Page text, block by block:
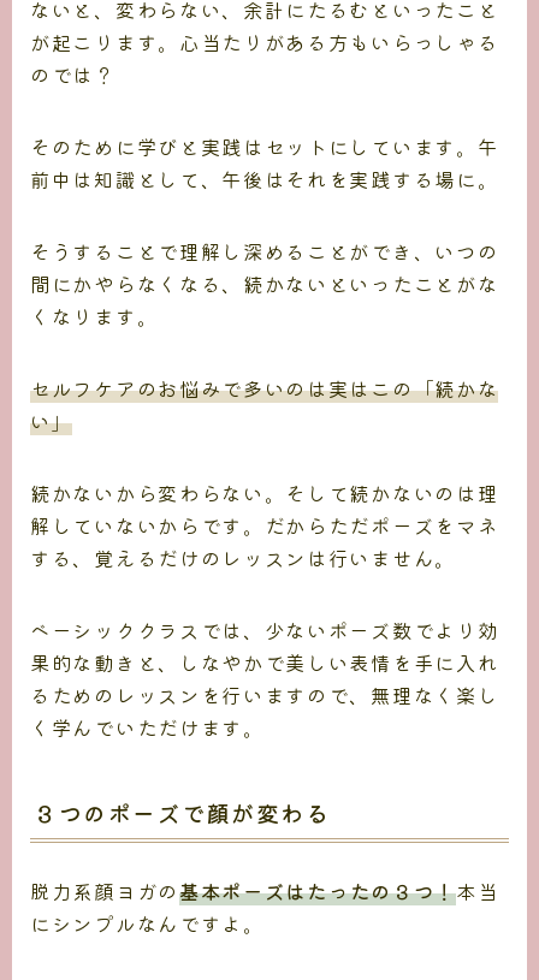
ないと、変わらない、余計にたるむといったこと
が起こります。心当たりがある方もいらっしゃる
のでは？
そのために学びと実践はセットにしています。午
前中は知識として、午後はそれを実践する場に。
そうすることで理解し深めることができ、いつの
間にかやらなくなる、続かないといったことがな
くなります。
セルフケアのお悩みで多いのは実はこの「続かな
い」
続かないから変わらない。そして続かないのは理
解していないからです。だからただポーズをマネ
する、覚えるだけのレッスンは行いません。
ベーシッククラスでは、少ないポーズ数でより効
果的な動きと、しなやかで美しい表情を手に入れ
るためのレッスンを行いますので、無理なく楽し
く学んでいただけます。
３つのポーズで顔が変わる
脱力系顔ヨガの基本ポーズはたったの３つ！本当
にシンプルなんですよ。